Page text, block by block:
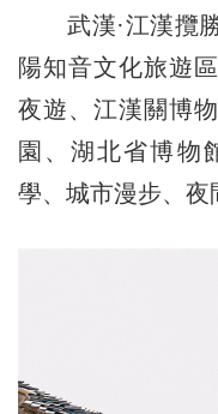
武漢·江漢攬勝
陽知音文化旅遊
夜遊、江漢關博
園、湖北省博物
學、城市漫步、夜